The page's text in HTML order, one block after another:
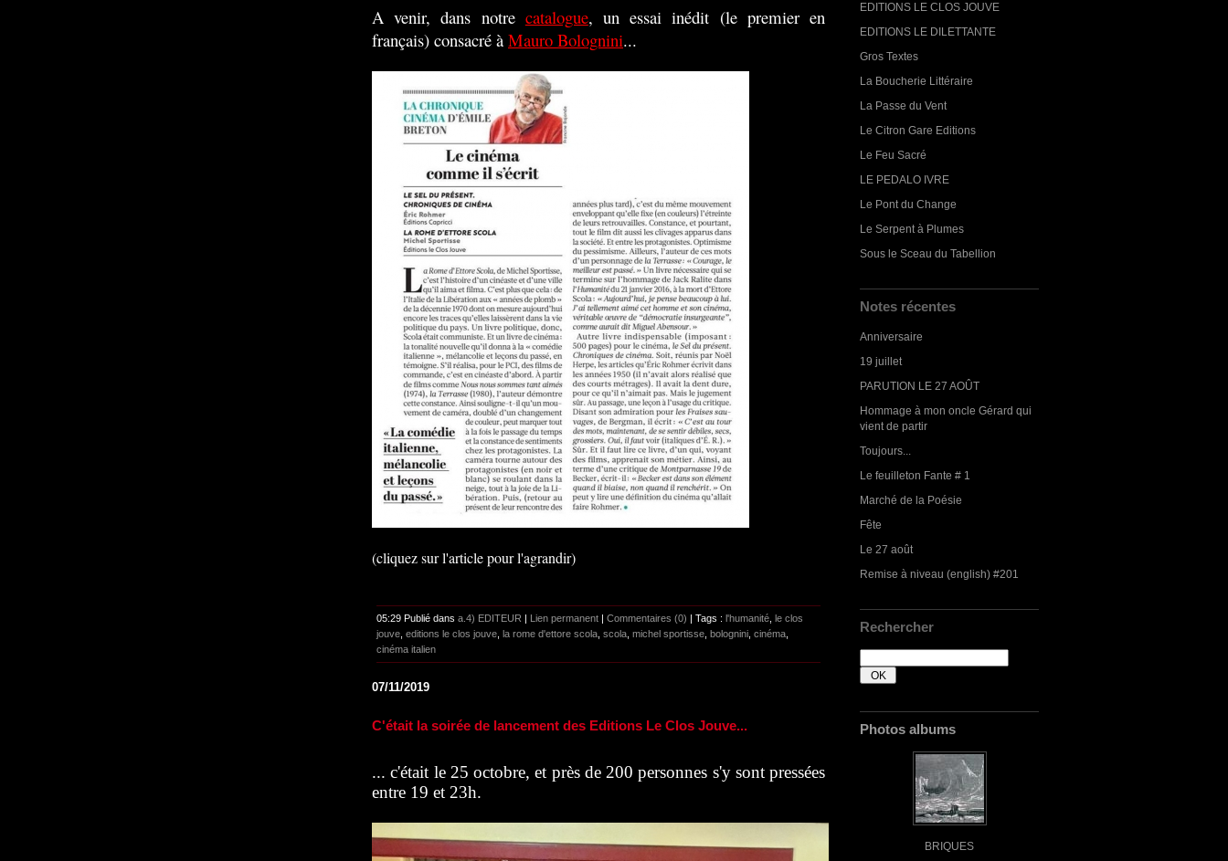
EDITIONS LE CLOS JOUVE
EDITIONS LE DILETTANTE
Gros Textes
La Boucherie Littéraire
La Passe du Vent
Le Citron Gare Editions
Le Feu Sacré
LE PEDALO IVRE
Le Pont du Change
Le Serpent à Plumes
Sous le Sceau du Tabellion
Notes récentes
Anniversaire
19 juillet
PARUTION LE 27 AOÛT
Hommage à mon oncle Gérard qui
vient de partir
Toujours...
Le feuilleton Fante # 1
Marché de la Poésie
Fête
Le 27 août
Remise à niveau (english) #201
Rechercher
Photos albums
BRIQUES
A venir, dans notre catalogue, un essai inédit (le premier en
français) consacré à Mauro Bolognini...
(cliquez sur l'article pour l'agrandir)
05:29 Publié dans a.4) EDITEUR | Lien permanent | Commentaires (0) | Tags : l'humanité le clos
jouve editions le clos jouve la rome d'ettore scola scola michel sportisse bolognini cinéma
cinéma italien
07/11/2019
C'était la soirée de lancement des Editions Le Clos Jouve...
... c'était le 25 octobre, et près de 200 personnes s'y sont pressées
entre 19 et 23h.